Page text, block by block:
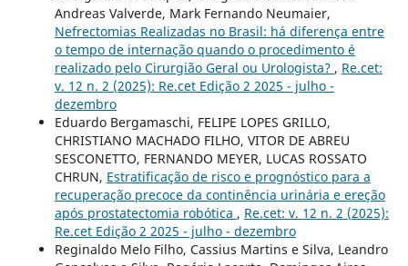
Andreas Valverde, Mark Fernando Neumaier,
Nefrectomias Realizadas no Brasil: há diferença entre
o tempo de internação quando o procedimento é
realizado pelo Cirurgião Geral ou Urologista? , Re.cet:
v. 12 n. 2 (2025): Re.cet Edição 2 2025 - julho -
dezembro
Eduardo Bergamaschi, FELIPE LOPES GRILLO,
CHRISTIANO MACHADO FILHO, VITOR DE ABREU
SESCONETTO, FERNANDO MEYER, LUCAS ROSSATO
CHRUN, Estratificação de risco e prognóstico para a
recuperação precoce da continência urinária e ereção
após prostatectomia robótica , Re.cet: v. 12 n. 2 (2025):
Re.cet Edição 2 2025 - julho - dezembro
Reginaldo Melo Filho, Cassius Martins e Silva, Leandro